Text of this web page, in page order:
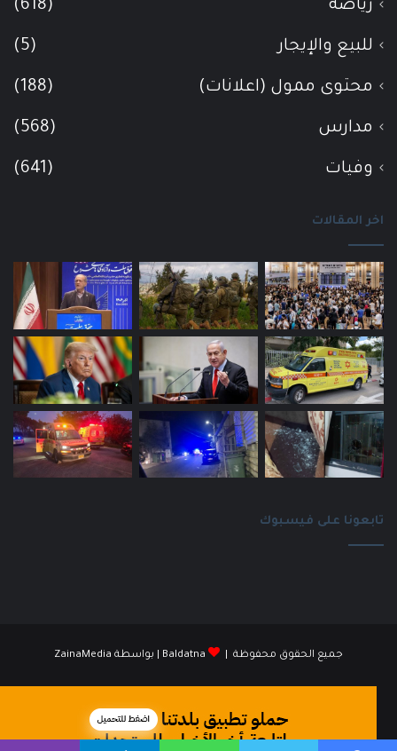
رياضة (618)
للبيع والإيجار (5)
محتوى ممول (اعلانات) (188)
مدارس (568)
وفيات (641)
اخر المقالات
تابعونا على فيسبوك
جميع الحقوق محفوظة | Baldatna | بواسطة ZainaMedia